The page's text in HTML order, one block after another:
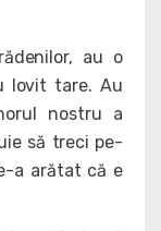
au o
lovit tare. Au
nostru a
să treci pe-
a arătat că e